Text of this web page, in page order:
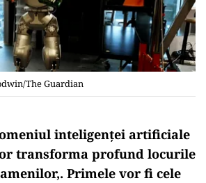
The Guardian
inteligenței artificiale
transforma profund locurile
Primele vor fi cele